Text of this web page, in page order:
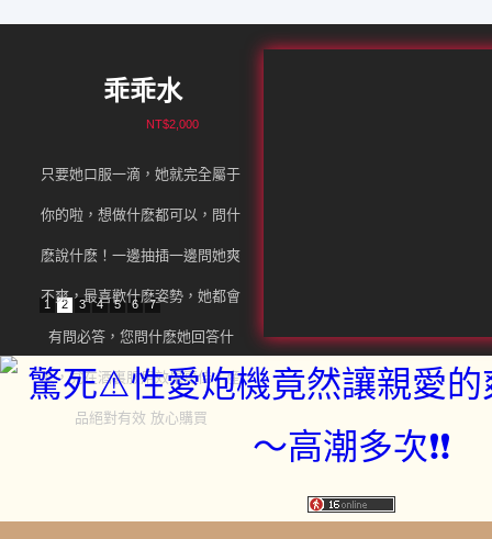
乖乖水
NT$2,000
只要她口服一滴，她就完全屬于
你的啦，想做什麽都可以，問什
麽說什麽！一邊抽插一邊問她爽
不爽，最喜歡什麽姿勢，她都會
有問必答，您問什麽她回答什
麽，兌在酒裏服用效果更佳，産
品絕對有效 放心購買
1 2 3 4 5 6 7